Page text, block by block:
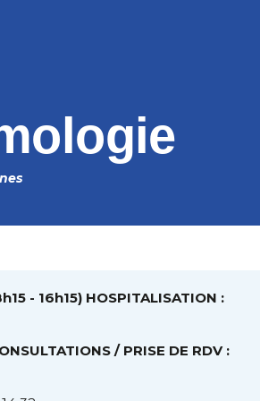
- 16h15) HOSPITALISATION :
/ PRISE DE RDV :